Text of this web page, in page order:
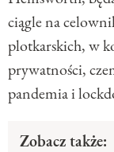
ciągle na
plotkarskich, w
prywatności,
pandemia i
Zobacz także: